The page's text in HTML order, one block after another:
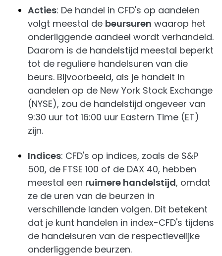
Acties: De handel in CFD's op aandelen
volgt meestal de beursuren waarop het
onderliggende aandeel wordt verhandeld.
Daarom is de handelstijd meestal beperkt
tot de reguliere handelsuren van die
beurs. Bijvoorbeeld, als je handelt in
aandelen op de New York Stock Exchange
(NYSE), zou de handelstijd ongeveer van
9:30 uur tot 16:00 uur Eastern Time (ET)
zijn.
Indices: CFD's op indices, zoals de S&P
500, de FTSE 100 of de DAX 40, hebben
meestal een ruimere handelstijd, omdat
ze de uren van de beurzen in
verschillende landen volgen. Dit betekent
dat je kunt handelen in index-CFD's tijdens
de handelsuren van de respectievelijke
onderliggende beurzen.